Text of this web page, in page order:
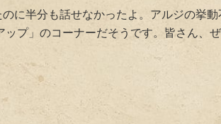
に半分も話せなかったよ。アルジの挙動
ップ」のコーナーだそうです。皆さん、